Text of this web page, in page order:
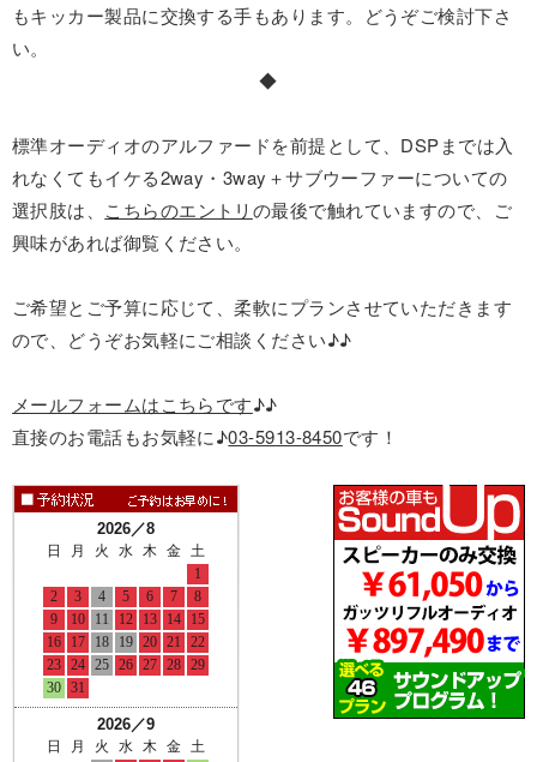
もキッカー製品に交換する手もあります。どうぞご検討下さ
い。
◆
標準オーディオのアルファードを前提として、DSPまでは入
れなくてもイケる2way・3way＋サブウーファーについての
選択肢は、 こちらのエントリ の最後で触れていますので、ご
興味があれば御覧ください。
ご希望とご予算に応じて、柔軟にプランさせていただきます
ので、どうぞお気軽にご相談ください♪♪
メールフォームはこちらです♪♪
直接のお電話もお気軽に♪03-5913-8450です！